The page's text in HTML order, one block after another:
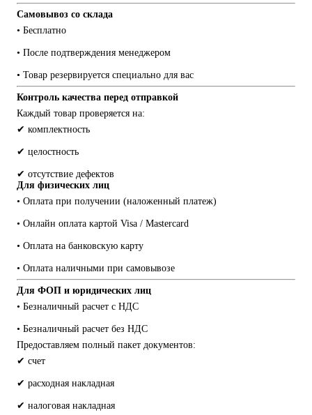
Самовывоз со склада
• Бесплатно
• После подтверждения менеджером
• Товар резервируется специально для вас
Контроль качества перед отправкой
Каждый товар проверяется на:
✔ комплектность
✔ целостность
✔ отсутствие дефектов
Для физических лиц
• Оплата при получении (наложенный платеж)
• Онлайн оплата картой Visa / Mastercard
• Оплата на банковскую карту
• Оплата наличными при самовывозе
Для ФОП и юридических лиц
• Безналичный расчет с НДС
• Безналичный расчет без НДС
Предоставляем полный пакет документов:
✔ счет
✔ расходная накладная
✔ налоговая накладная